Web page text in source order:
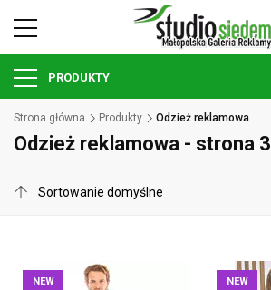
PRODUKTY
Strona główna Produkty Odzież reklamowa
Odzież reklamowa - strona 3
NEW NEW